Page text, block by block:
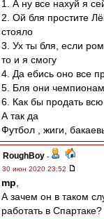
1. А ну все нахуй я
2. Ой бля простите
стояло
3. Ух ты бля, если
то и я смогу
4. Да ебись оно все
5. Бля они
6. Как бы продать
А так да
Футбол , жиги,
RoughBoy -
30 июн 2020 23:52
mp
А зачем он в таком
работать в Спартаке?